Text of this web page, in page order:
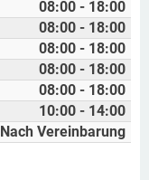
08:00 - 18:00
08:00 - 18:00
08:00 - 18:00
08:00 - 18:00
08:00 - 18:00
10:00 - 14:00
Nach Vereinbarung